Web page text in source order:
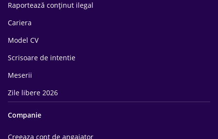
Raportează conținut ilegal
Cariera
Model CV
Scrisoare de intentie
Meserii
Zile libere 2026
Companie
Creeaza cont de angajator